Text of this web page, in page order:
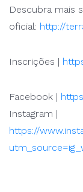
Descubra mais
oficial: http://
Inscrições |
Facebook |
Instagram |
https://